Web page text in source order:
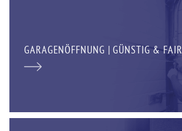
GARAGENÖFFNUNG | GÜNSTIG & FAIR